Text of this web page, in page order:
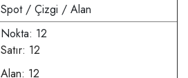
Spot / Çizgi / Alan
Nokta: 12
Satır: 12
Alan: 12